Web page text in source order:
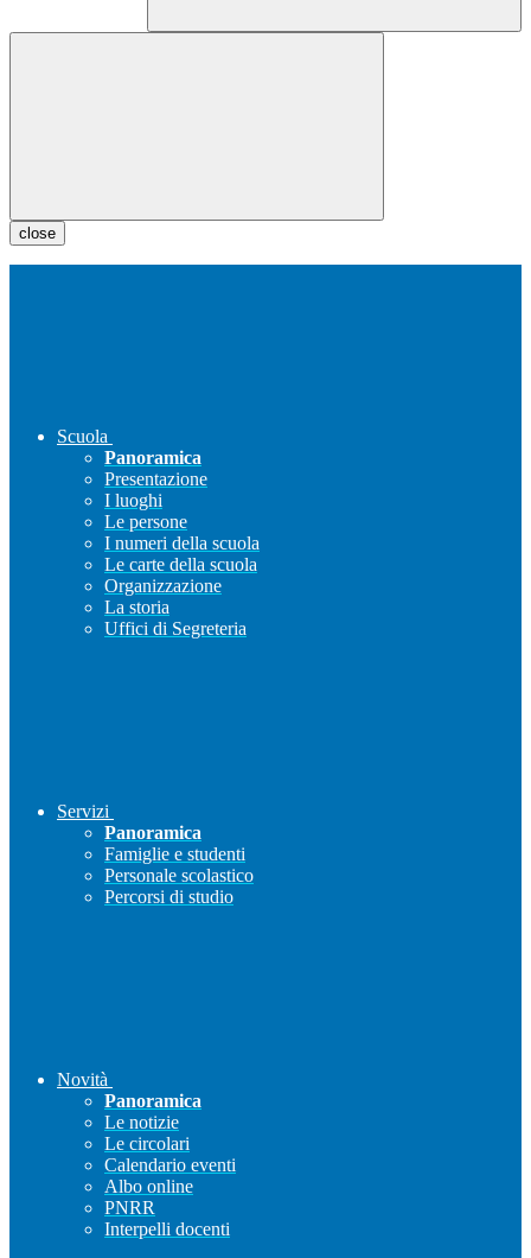
close
Scuola
Panoramica
Presentazione
I luoghi
Le persone
I numeri della scuola
Le carte della scuola
Organizzazione
La storia
Uffici di Segreteria
Servizi
Panoramica
Famiglie e studenti
Personale scolastico
Percorsi di studio
Novità
Panoramica
Le notizie
Le circolari
Calendario eventi
Albo online
PNRR
Interpelli docenti